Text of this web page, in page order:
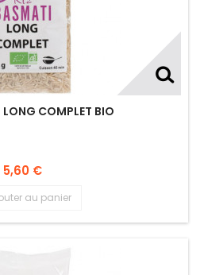
COMPLET BIO
5,60 €
au panier